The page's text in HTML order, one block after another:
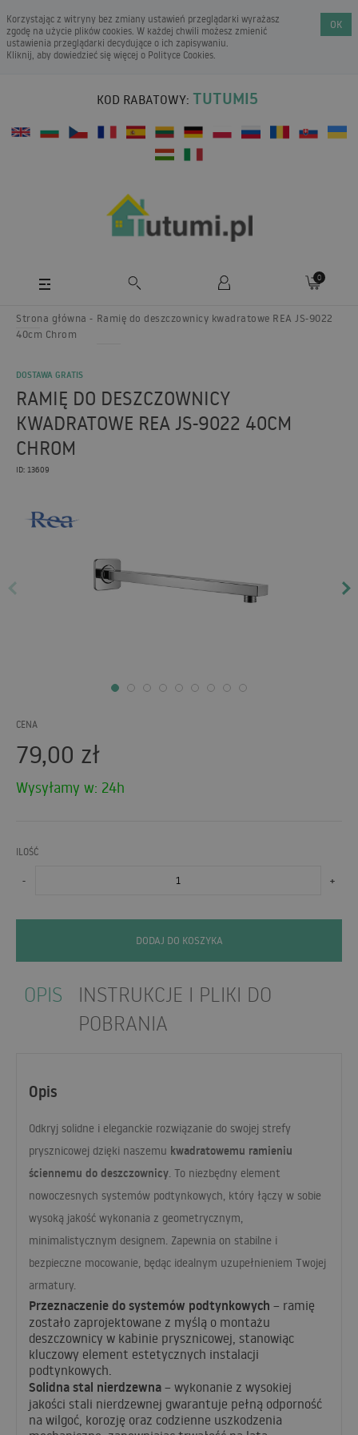
Korzystając z witryny bez zmiany ustawień przeglądarki wyrażasz
zgodę na użycie plików cookies. W każdej chwili możesz zmienić
ustawienia przeglądarki decydujące o ich zapisywaniu.
Kliknij, aby dowiedzieć się więcej o Polityce Cookies.
OK
KOD RABATOWY: TUTUMI5
0
Strona główna
Ramię do deszczownicy kwadratowe REA JS-9022
40cm Chrom
DOSTAWA GRATIS
RAMIĘ DO DESZCZOWNICY
KWADRATOWE REA JS-9022 40CM
CHROM
ID: 13609
CENA
79,00 zł
Wysyłamy w: 24h
ILOŚĆ
- +
DODAJ DO KOSZYKA
OPIS
INSTRUKCJE I PLIKI DO
POBRANIA
Opis
Odkryj solidne i eleganckie rozwiązanie do swojej strefy
prysznicowej dzięki naszemu kwadratowemu ramieniu
ściennemu do deszczownicy. To niezbędny element
nowoczesnych systemów podtynkowych, który łączy w sobie
wysoką jakość wykonania z geometrycznym,
minimalistycznym designem. Zapewnia on stabilne i
bezpieczne mocowanie, będąc idealnym uzupełnieniem Twojej
armatury.
Przeznaczenie do systemów podtynkowych – ramię
zostało zaprojektowane z myślą o montażu
deszczownicy w kabinie prysznicowej, stanowiąc
kluczowy element estetycznych instalacji
podtynkowych.
Solidna stal nierdzewna – wykonanie z wysokiej
jakości stali nierdzewnej gwarantuje pełną odporność
na wilgoć, korozję oraz codzienne uszkodzenia